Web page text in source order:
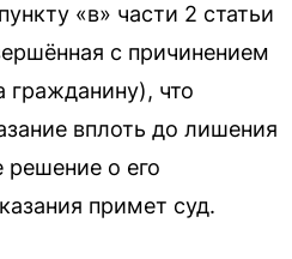
«в» части 2 статьи
с причинением
гражданину), что
вплоть до лишения
о его
примет суд.